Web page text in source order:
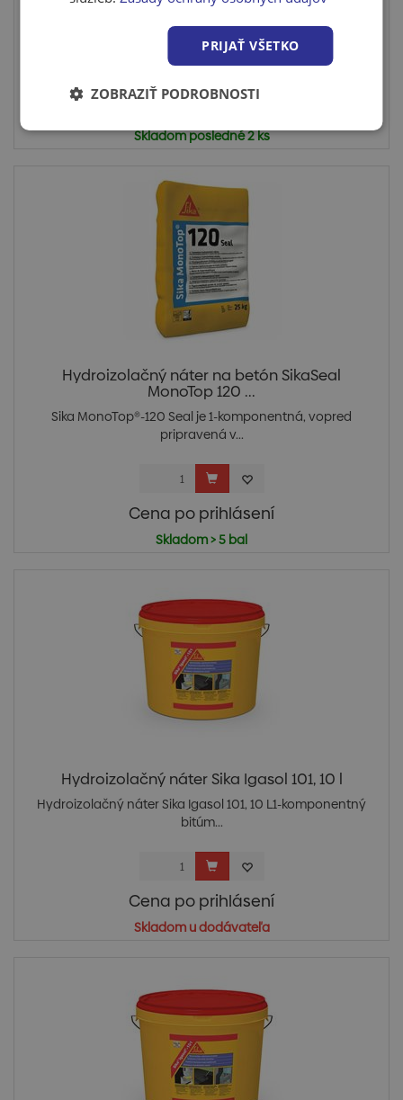
jednozložková hyd...
Skladom posledné 2 ks
Hydroizolačný náter na betón SikaSeal
MonoTop 120 ...
Sika MonoTop®-120 Seal je 1-komponentná, vopred
pripravená v...
Cena po prihlásení
Skladom > 5 bal
Hydroizolačný náter Sika Igasol 101, 10 l
Hydroizolačný náter Sika Igasol 101, 10 L1-komponentný
bitúm...
Cena po prihlásení
Skladom u dodávateľa
PRIJAŤ VŠETKO
ZOBRAZIŤ PODROBNOSTI